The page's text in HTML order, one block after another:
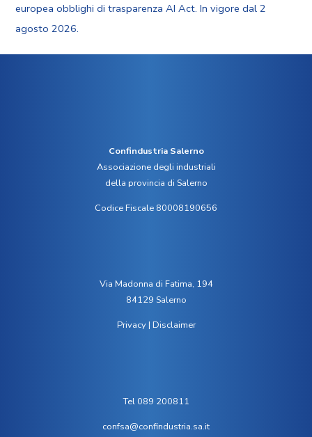
europea obblighi di trasparenza AI Act. In vigore dal 2
agosto 2026.
Confindustria Salerno
Associazione degli industriali
della provincia di Salerno
Codice Fiscale 80008190656
Via Madonna di Fatima, 194
84129 Salerno
Privacy| Disclaimer
Tel 089 200811
confsa@confindustria.sa.it